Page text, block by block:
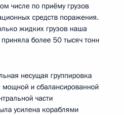
числе по приёму грузов
средств поражения.
жидких грузов наша
более 50 тысяч тонн
несущая группировка
и сбалансированной
части
усилена кораблями